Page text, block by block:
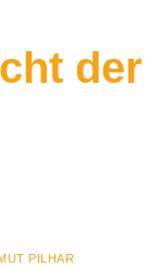
der
PILHAR